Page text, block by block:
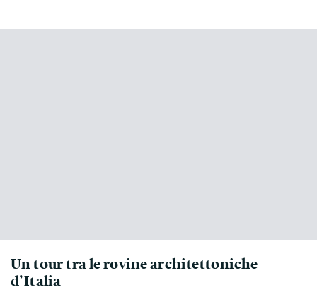
Un tour tra le rovine architettoniche
d’Italia